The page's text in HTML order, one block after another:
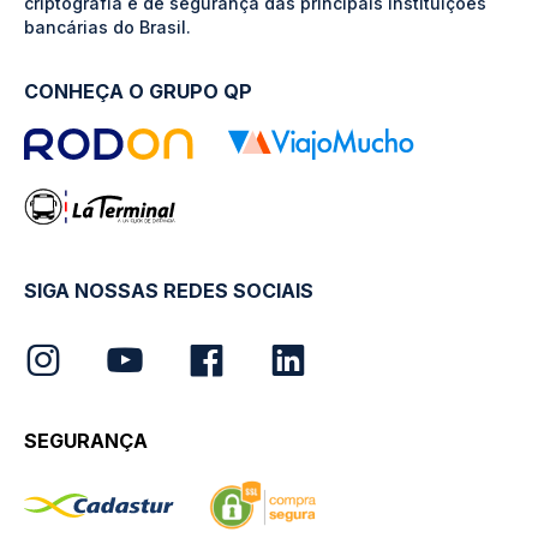
bancárias do Brasil.
CONHEÇA O GRUPO QP
SIGA NOSSAS REDES SOCIAIS
SEGURANÇA